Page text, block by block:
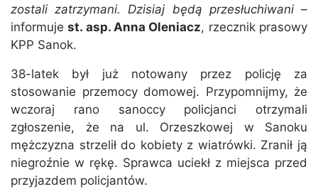
zostali zatrzymani. Dzisiaj będą przesłuchiwani –
informujest. asp. Anna Oleniacz, rzecznik prasowy
KPP Sanok.
38-latek był już notowany przez policję za
stosowanie przemocy domowej. Przypomnijmy, że
wczoraj rano sanoccy policjanci otrzymali
zgłoszenie, że na ul. Orzeszkowej w Sanoku
mężczyzna strzelił do kobiety z wiatrówki. Zranił ją
niegroźnie w rękę. Sprawca uciekł z miejsca przed
przyjazdem policjantów.